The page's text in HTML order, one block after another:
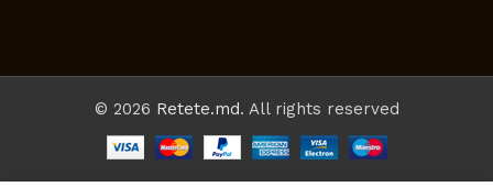
© 2026 Retete.md. All rights reserved